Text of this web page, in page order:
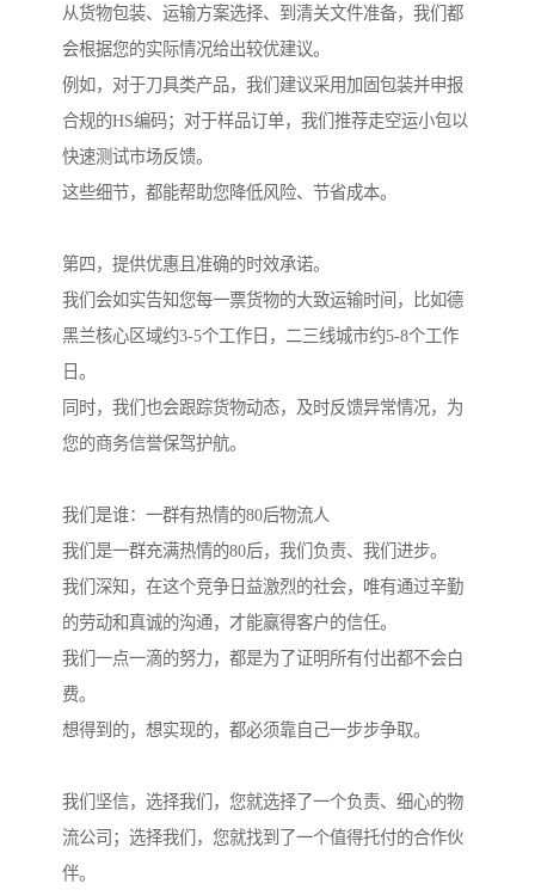
从货物包装、运输方案选择、到清关文件准备，我们都
会根据您的实际情况给出较优建议。
例如，对于刀具类产品，我们建议采用加固包装并申报
合规的HS编码；对于样品订单，我们推荐走空运小包以
快速测试市场反馈。
这些细节，都能帮助您降低风险、节省成本。
第四，提供优惠且准确的时效承诺。
我们会如实告知您每一票货物的大致运输时间，比如德
黑兰核心区域约3-5个工作日，二三线城市约5-8个工作
日。
同时，我们也会跟踪货物动态，及时反馈异常情况，为
您的商务信誉保驾护航。
我们是谁：一群有热情的80后物流人
我们是一群充满热情的80后，我们负责、我们进步。
我们深知，在这个竞争日益激烈的社会，唯有通过辛勤
的劳动和真诚的沟通，才能赢得客户的信任。
我们一点一滴的努力，都是为了证明所有付出都不会白
费。
想得到的，想实现的，都必须靠自己一步步争取。
我们坚信，选择我们，您就选择了一个负责、细心的物
流公司；选择我们，您就找到了一个值得托付的合作伙
伴。